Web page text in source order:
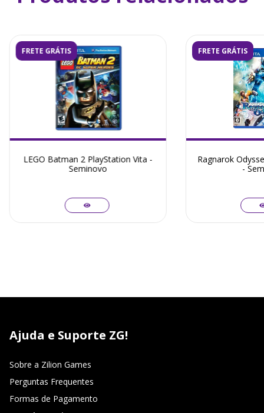
FRETE GRÁTIS
LEGO Batman 2 PlayStation Vita -
Seminovo
FRETE GRÁTIS
Ragnarok
-
Ajuda e Suporte ZG!
Sobre a Zilion Games
Perguntas Frequentes
Formas de Pagamento